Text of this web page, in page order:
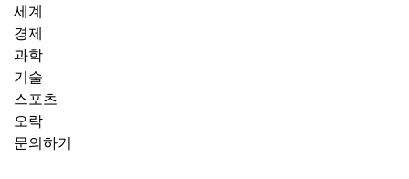
세계
경제
과학
기술
스포츠
오락
문의하기